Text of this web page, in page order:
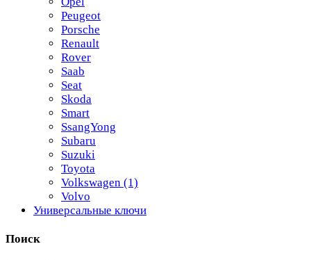
Peugeot
Porsche
Renault
Rover
Saab
Seat
Skoda
Smart
SsangYong
Subaru
Suzuki
Toyota
Volkswagen (1)
Volvo
Универсальные ключи
Поиск